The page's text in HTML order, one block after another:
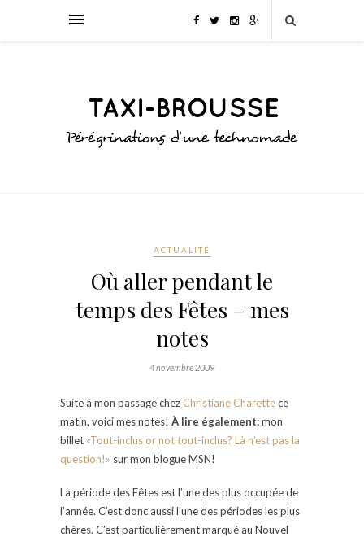
ACTUALITÉ
Où aller pendant le
temps des Fêtes – mes
notes
4 novembre 2009
Suite à mon passage chez Christiane Charettece
matin, voici mes notes! À lire également:mon
billet «Tout-inclus or not tout-inclus? Là n’est pas la
question!» sur mon blogue MSN!
La période des Fêtes est l’une des plus occupée de
l’année. C’est donc aussi l’une des périodes les plus
chères. C’est particulièrement marqué au Nouvel